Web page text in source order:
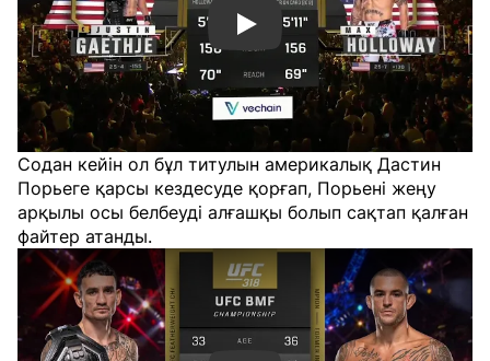
Смотреть видео YouTube
Содан кейін ол бұл титулын америкалық Дастин
Порьеге қарсы кездесуде қорғап, Порьені жеңу
арқылы осы белбеуді алғашқы болып сақтап қалған
файтер атанды.